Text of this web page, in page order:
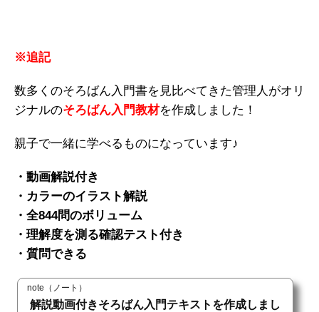
※追記
数多くのそろばん入門書を見比べてきた管理人がオリ
ジナルのそろばん入門教材を作成しました！
親子で一緒に学べるものになっています♪
・動画解説付き
・カラーのイラスト解説
・全844問のボリューム
・理解度を測る確認テスト付き
・質問できる
note（ノート）
解説動画付きそろばん入門テキストを作成しまし